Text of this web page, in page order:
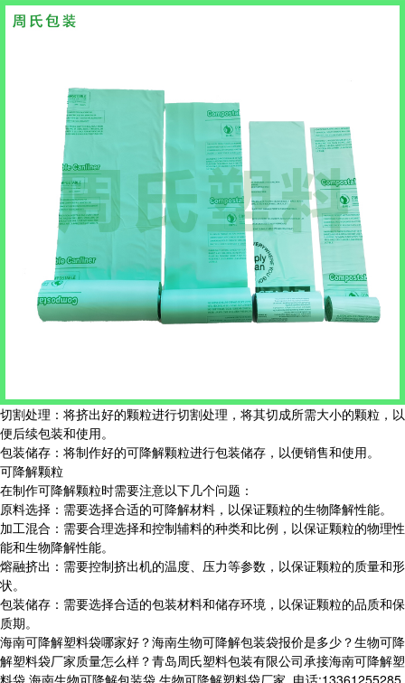
切割处理：将挤出好的颗粒进行切割处理，将其切成所需大小的颗粒，以
便后续包装和使用。
包装储存：将制作好的可降解颗粒进行包装储存，以便销售和使用。
可降解颗粒
在制作可降解颗粒时需要注意以下几个问题：
原料选择：需要选择合适的可降解材料，以保证颗粒的生物降解性能。
加工混合：需要合理选择和控制辅料的种类和比例，以保证颗粒的物理性
能和生物降解性能。
熔融挤出：需要控制挤出机的温度、压力等参数，以保证颗粒的质量和形
状。
包装储存：需要选择合适的包装材料和储存环境，以保证颗粒的品质和保
质期。
海南可降解塑料袋哪家好？海南生物可降解包装袋报价是多少？生物可降
解塑料袋厂家质量怎么样？青岛周氏塑料包装有限公司承接海南可降解塑
料袋,海南生物可降解包装袋,生物可降解塑料袋厂家,,电话:13361255285